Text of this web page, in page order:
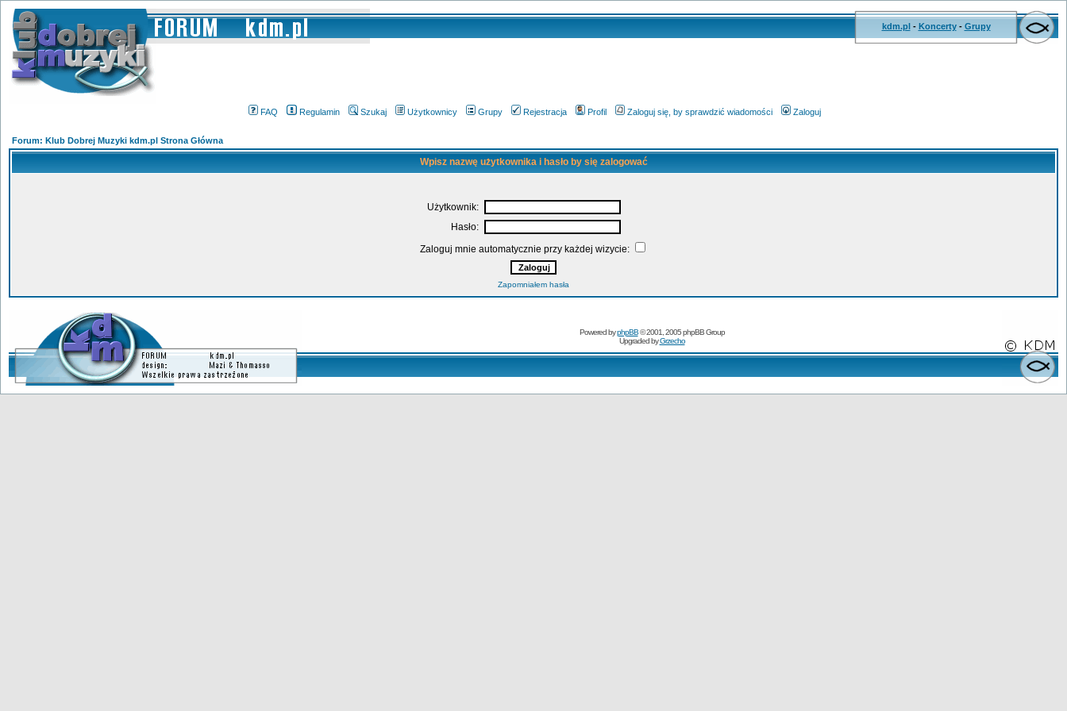
kdm.pl- Koncerty- Grupy
FAQ Regulamin Szukaj Użytkownicy Grupy Rejestracja Profil Zaloguj się, by sprawdzić wiadomości Zaloguj
Forum: Klub Dobrej Muzyki kdm.pl Strona Główna
Wpisz nazwę użytkownika i hasło by się zalogować
Użytkownik:
Hasło:
Zaloguj mnie automatycznie przy każdej wizycie:
Zapomniałem hasła
Powered byphpBB© 2001, 2005 phpBB Group
Upgraded byGrzecho